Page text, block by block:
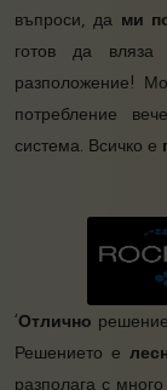
въпроси, да ми
готов да
разположение!
потребление
система. Всичко е
‘Отлично
Решението е
разполага с